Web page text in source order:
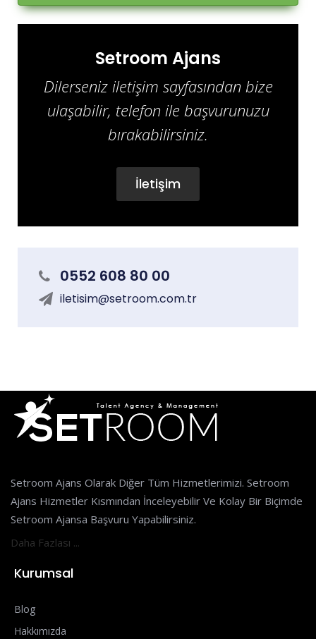
Setroom Ajans
Dilerseniz iletişim sayfasından bize
ulaşabilir, telefon ile başvurunuzu
bırakabilirsiniz.
İletişim
0552 608 80 00
iletisim@setroom.com.tr
Setroom Ajans Olarak Diğer Tüm Hizmetlerimizi. Setroom
Ajans Hizmetler Kısmından İnceleyebilir Ve Kolay Bir Biçimde
Setroom Ajansa Başvuru Yapabilirsiniz.
Daha Fazlası ...
Kurumsal
Blog
Hakkımızda